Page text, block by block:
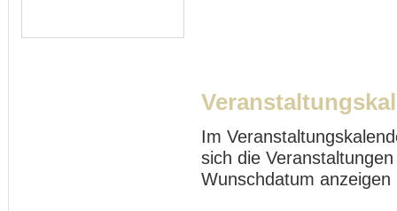
Im
sich die
Wunschdatum